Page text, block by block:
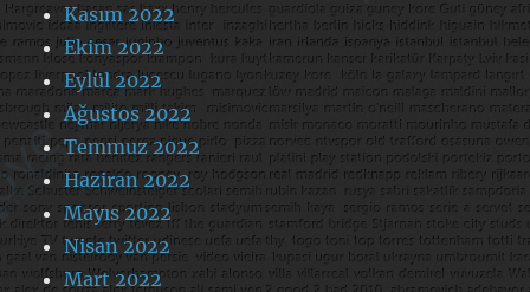
Kasım 2022
Ekim 2022
Eylül 2022
Ağustos 2022
Temmuz 2022
Haziran 2022
Mayıs 2022
Nisan 2022
Mart 2022